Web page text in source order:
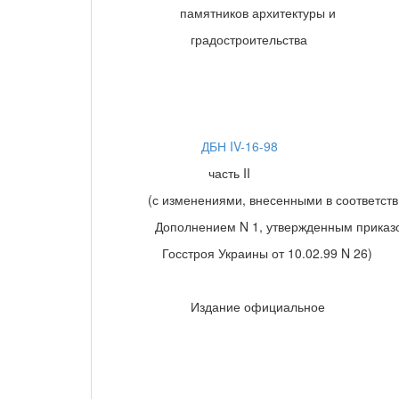
памятников архитектуры и
градостроительства
ДБН IV-16-98
часть II
(с изменениями, внесенными в
Дополнением N 1, утвержденным
Госстроя Украины от 10.02.99 N 26)
Издание официальное